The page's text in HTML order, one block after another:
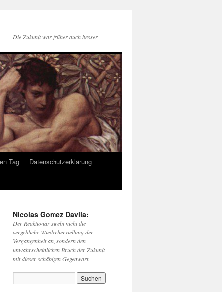
Die Zukunft war früher auch besser
Tag
Datenschutzerklärung
Nicolas Gomez Davila:
Der Reaktionär strebt nicht die
vergebliche Wiederherstellung der
Vergangenheit an, sondern den
unwahrscheinlichen Bruch der Zukunft
mit dieser schäbigen Gegenwart.